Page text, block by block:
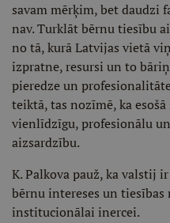
savam mērķim, bet daudzi
nav. Turklāt bērnu tiesību
no tā, kurā Latvijas vietā
izpratne, resursi un to
pieredze un
teiktā, tas nozīmē, ka
vienlīdzīgu, profesionālu
aizsardzību.
K. Palkova pauž, ka valstij
bērnu intereses un tiesības
institucionālai inercei.